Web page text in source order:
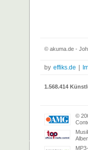
© akuma.de -
by effiks.de
1.568.414
©